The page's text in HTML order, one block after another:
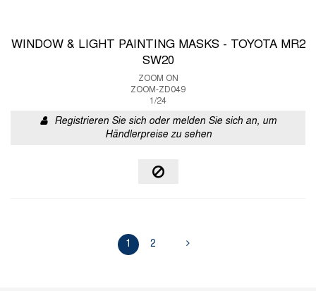
WINDOW & LIGHT PAINTING MASKS - TOYOTA MR2
SW20
ZOOM ON
ZOOM-ZD049
1/24
Registrieren Sie sich oder melden Sie sich an, um
Händlerpreise zu sehen
1 2